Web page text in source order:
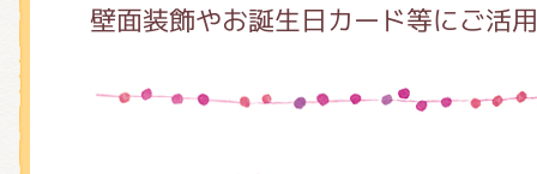
壁面装飾やお誕生日カード等にご活